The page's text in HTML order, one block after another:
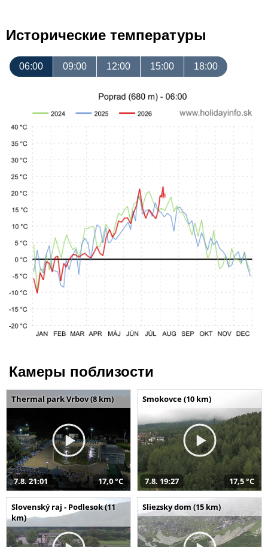
Исторические температуры
06:00 09:00 12:00 15:00 18:00
Камеры поблизости
Thermal park Vrbov (8 km)
7.8. 21:01 17,0 °C
Smokovce (10 km)
7.8. 19:27 17,5 °C
Slovenský raj - Podlesok (11
km)
Sliezsky dom (15 km)